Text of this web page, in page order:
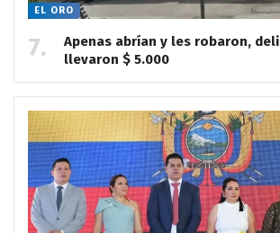
EL ORO
Apenas abrían y les robaron,
llevaron $ 5.000